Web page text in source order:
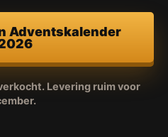
Adventskalender
Levering ruim voor